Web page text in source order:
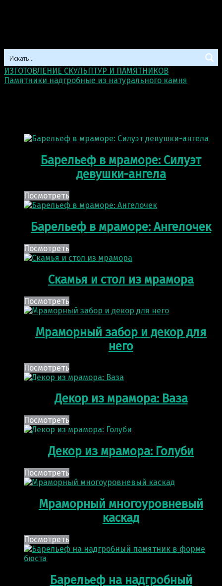
ИЗГОТОВЛЕНИЕ СКУЛЬПТУР И ПАМЯТНИКОВ
Памятники надгробные из натурального камня
Барельеф в мраморе: Силуэт
девушки-ангела
Посмотреть
Барельеф в мраморе: Ангелочек
Посмотреть
Скамья и стол из мрамора
Посмотреть
Мраморный забор и декор для
него
Посмотреть
Декор из мрамора: Ваза
Посмотреть
Декор из мрамора: Голуби
Посмотреть
Мраморный многоуровневый
каскад
Посмотреть
Барельеф на надгробный